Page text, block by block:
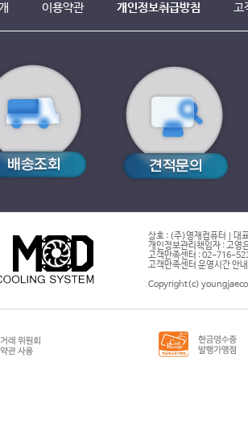
이용약관 개인정보취급방침 고
상호 : (주)영재컴퓨터 | 대
개인정보관리책임자 : 고영
고객만족센터 : 02-716-
고객만족센터 운영시간 안
Copyright(c)